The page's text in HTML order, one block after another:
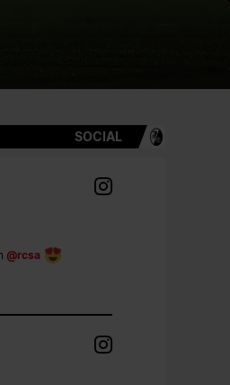
SOCIAL
@rcsa